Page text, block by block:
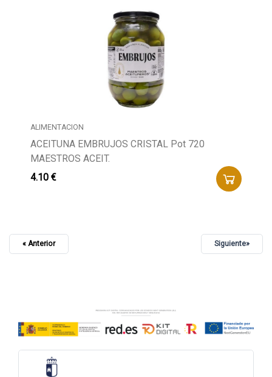
ALIMENTACION
ACEITUNA EMBRUJOS CRISTAL Pot 720
MAESTROS ACEIT.
4.10 €
« Anterior Siguiente»